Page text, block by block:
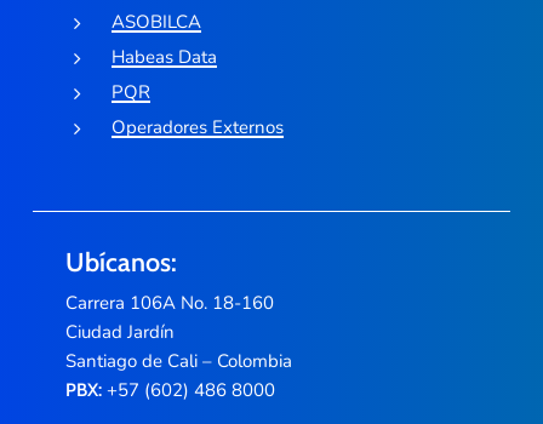
ASOBILCA
Habeas Data
PQR
Operadores Externos
Ubícanos:
Carrera 106A No. 18-160
Ciudad Jardín
Santiago de Cali – Colombia
PBX:+57 (602) 486 8000